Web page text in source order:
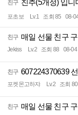
친구 친추(5개정) 입니
포초보 Lv.1 조회 85 08-
친구 매일 선물 친구
Jekiss Lv.2 조회 88 08-04
친구 607224370639
포켓몬고하쟈 Lv.2 조회 80
친구 매일 선물 친구